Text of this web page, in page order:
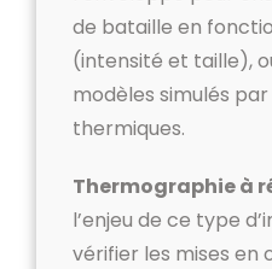
de bataille en
(intensité et taille),
modèles simulés
thermiques.
Thermographie à
l’enjeu de ce type
vérifier les mises